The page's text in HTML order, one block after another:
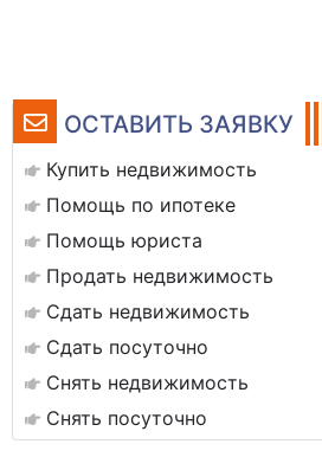
ОСТАВИТЬ ЗАЯВКУ
Купить недвижимость
Помощь по ипотеке
Помощь юриста
Продать недвижимость
Сдать недвижимость
Сдать посуточно
Снять недвижимость
Снять посуточно